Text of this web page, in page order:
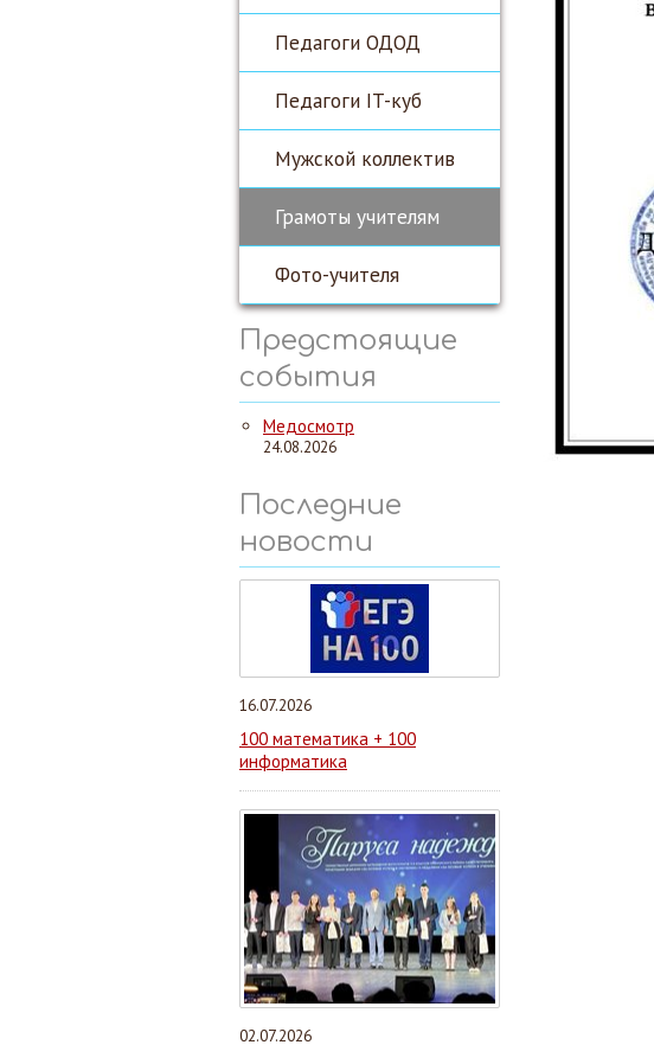
Педагоги ОДОД
Педагоги IT-куб
Мужской коллектив
Грамоты учителям
Фото-учителя
Предстоящие
события
Медосмотр
24.08.2026
Последние
новости
16.07.2026
100 математика + 100
информатика
02.07.2026